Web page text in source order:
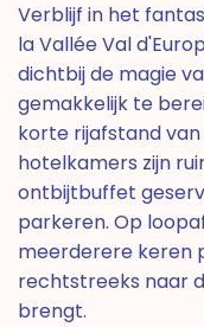
Verblijf in het
la Vallée Val
dichtbij de magie
gemakkelijk te
korte rijafstand van
hotelkamers zijn
ontbijtbuffet
parkeren. Op
meerderere keren
rechtstreeks naar
brengt.